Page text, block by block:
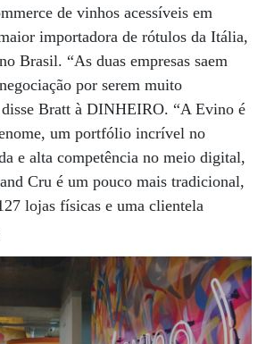
de vinhos acessíveis em
importadora de rótulos da Itália,
Brasil. “As duas empresas saem
por serem muito
disse Bratt à DINHEIRO. “A Evino é
um portfólio incrível no
e alta competência no meio digital,
Cru é um pouco mais tradicional,
lojas físicas e uma clientela